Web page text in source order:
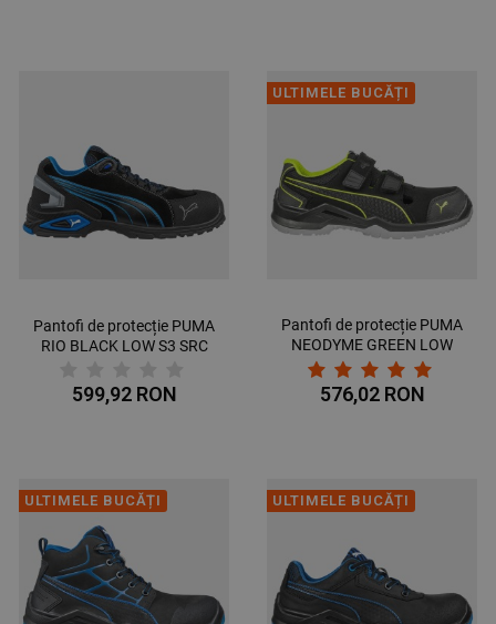
Pantofi de protecție PUMA
RIO BLACK LOW S3 SRC
599,92 RON
ULTIMELE BUCĂȚI
Pantofi de protecție PUMA
NEODYME GREEN LOW
S1P ESD SRC
576,02 RON
ULTIMELE BUCĂȚI ULTIMELE BUCĂȚI